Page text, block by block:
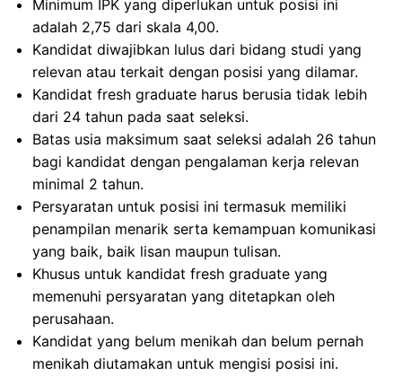
Minimum IPK yang diperlukan untuk posisi ini
adalah 2,75 dari skala 4,00.
Kandidat diwajibkan lulus dari bidang studi yang
relevan atau terkait dengan posisi yang dilamar.
Kandidat fresh graduate harus berusia tidak lebih
dari 24 tahun pada saat seleksi.
Batas usia maksimum saat seleksi adalah 26 tahun
bagi kandidat dengan pengalaman kerja relevan
minimal 2 tahun.
Persyaratan untuk posisi ini termasuk memiliki
penampilan menarik serta kemampuan komunikasi
yang baik, baik lisan maupun tulisan.
Khusus untuk kandidat fresh graduate yang
memenuhi persyaratan yang ditetapkan oleh
perusahaan.
Kandidat yang belum menikah dan belum pernah
menikah diutamakan untuk mengisi posisi ini.